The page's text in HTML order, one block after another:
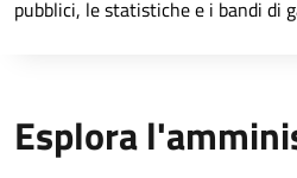
pubblici, le statistiche e i bandi di
Esplora